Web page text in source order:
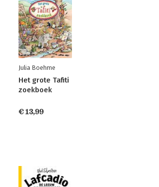
Julia Boehme
Het grote Tafiti
zoekboek
€ 13,99